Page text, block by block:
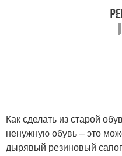
Как сделать из старой
ненужную обувь – это
дырявый резиновый